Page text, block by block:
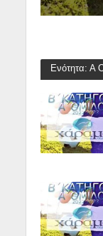
Ενότητα: